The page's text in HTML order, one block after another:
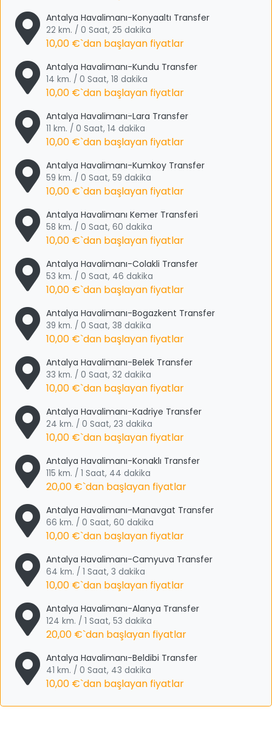
Antalya Havalimanı-Konyaaltı Transfer
22 km. / 0 Saat, 25 dakika
10,00 €`dan başlayan fiyatlar
Antalya Havalimanı-Kundu Transfer
14 km. / 0 Saat, 18 dakika
10,00 €`dan başlayan fiyatlar
Antalya Havalimanı-Lara Transfer
11 km. / 0 Saat, 14 dakika
10,00 €`dan başlayan fiyatlar
Antalya Havalimanı-Kumkoy Transfer
59 km. / 0 Saat, 59 dakika
10,00 €`dan başlayan fiyatlar
Antalya Havalimanı Kemer Transferi
58 km. / 0 Saat, 60 dakika
10,00 €`dan başlayan fiyatlar
Antalya Havalimanı-Colakli Transfer
53 km. / 0 Saat, 46 dakika
10,00 €`dan başlayan fiyatlar
Antalya Havalimanı-Bogazkent Transfer
39 km. / 0 Saat, 38 dakika
10,00 €`dan başlayan fiyatlar
Antalya Havalimanı-Belek Transfer
33 km. / 0 Saat, 32 dakika
10,00 €`dan başlayan fiyatlar
Antalya Havalimanı-Kadriye Transfer
24 km. / 0 Saat, 23 dakika
10,00 €`dan başlayan fiyatlar
Antalya Havalimanı-Konaklı Transfer
115 km. / 1 Saat, 44 dakika
20,00 €`dan başlayan fiyatlar
Antalya Havalimanı-Manavgat Transfer
66 km. / 0 Saat, 60 dakika
10,00 €`dan başlayan fiyatlar
Antalya Havalimanı-Camyuva Transfer
64 km. / 1 Saat, 3 dakika
10,00 €`dan başlayan fiyatlar
Antalya Havalimanı-Alanya Transfer
124 km. / 1 Saat, 53 dakika
20,00 €`dan başlayan fiyatlar
Antalya Havalimanı-Beldibi Transfer
41 km. / 0 Saat, 43 dakika
10,00 €`dan başlayan fiyatlar